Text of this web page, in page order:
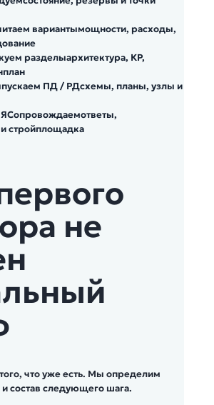
вариантымощности, расходы,
разделыархитектура, КР,
ПД / РДсхемы, планы, узлы и
Сопровождаемответы,
стройплощадка
не
что уже есть. Мы определим
состав следующего шага.